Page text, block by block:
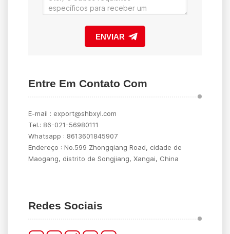
ENVIAR
Entre Em Contato Com
E-mail : export@shbxyl.com
Tel.: 86-021-56980111
Whatsapp : 8613601845907
Endereço : No.599 Zhongqiang Road, cidade de
Maogang, distrito de Songjiang, Xangai, China
Redes Sociais